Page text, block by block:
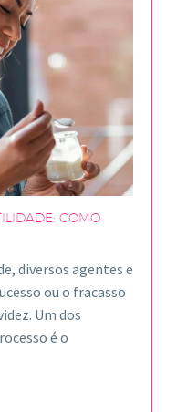
COMO
diversos agentes e
ou o fracasso
Um dos
é o